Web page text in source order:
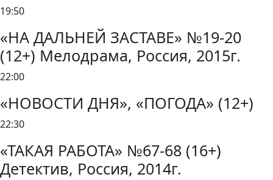
19:50
«НА ДАЛЬНЕЙ ЗАСТАВЕ» №19-20
(12+) Мелодрама, Россия, 2015г.
22:00
«НОВОСТИ ДНЯ», «ПОГОДА» (12+)
22:30
«ТАКАЯ РАБОТА» №67-68 (16+)
Детектив, Россия, 2014г.